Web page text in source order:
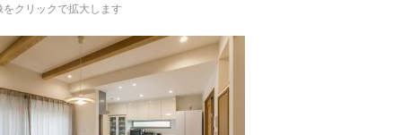
をクリックで拡大します